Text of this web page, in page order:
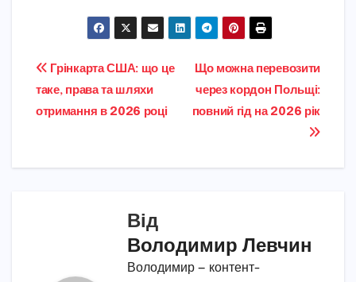
Навігація
записів
Що можна перевозити
через кордон Польщі:
повний гід на 2026 рік
Грінкарта США: що це
таке, права та шляхи
отримання в 2026 році
Від
Володимир Левчин
Володимир — контент-